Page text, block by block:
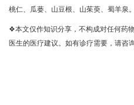
桃仁、瓜蒌、山豆根、山茱萸、蜀羊泉
❖本文仅作知识分享，不构成对任何药
医生的医疗建议。如有诊疗需要，请咨